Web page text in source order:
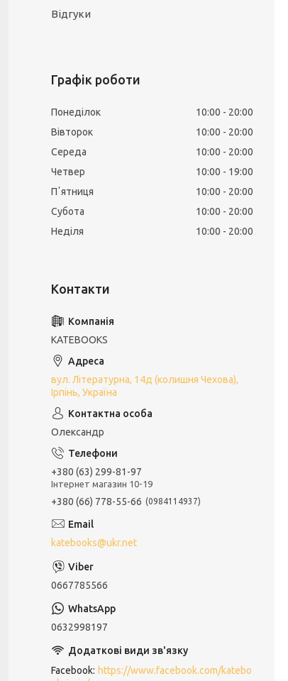
Відгуки
Графік роботи
Понеділок 10:00
20:00
Вівторок
10:00
20:00
Середа
10:00
20:00
Четвер
10:00
19:00
Пʼятниця
10:00
20:00
Субота
10:00
20:00
Неділя
10:00 20:00
KATEBOOKS
вул. Літературна, 14д (колишня Чехова),
Ірпінь, Україна
Олександр
+380 (63) 299-81-97
Інтернет магазин 10-19
+380 (66) 778-55-66 0984114937
katebooks@ukr.net
0667785566
0632998197
Facebook https://www.facebook.com/katebo